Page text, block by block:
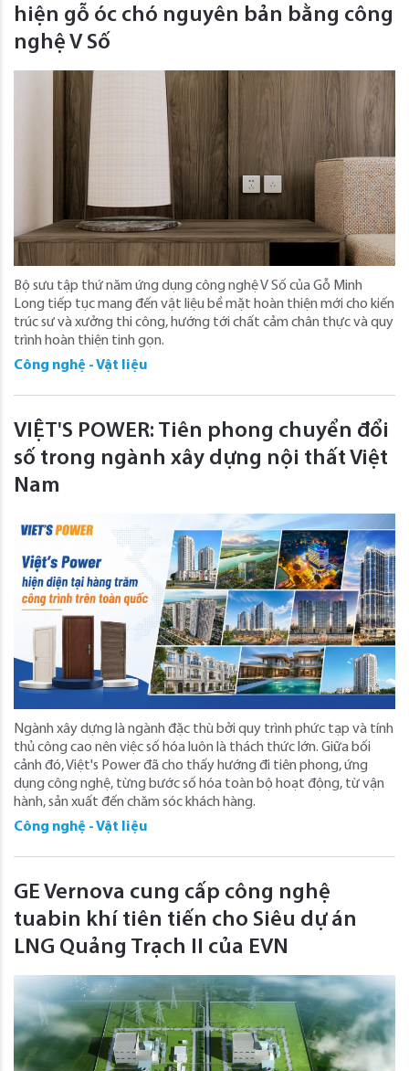
hiện gỗ óc chó nguyên bản bằng công
nghệ V Số
Bộ sưu tập thứ năm ứng dụng công nghệ V Số của Gỗ Minh
Long tiếp tục mang đến vật liệu bề mặt hoàn thiện mới cho kiến
trúc sư và xưởng thi công, hướng tới chất cảm chân thực và quy
trình hoàn thiện tinh gọn.
Công nghệ - Vật liệu
VIỆT'S POWER: Tiên phong chuyển đổi
số trong ngành xây dựng nội thất Việt
Nam
Ngành xây dựng là ngành đặc thù bởi quy trình phức tạp và tính
thủ công cao nên việc số hóa luôn là thách thức lớn. Giữa bối
cảnh đó, Việt's Power đã cho thấy hướng đi tiên phong, ứng
dụng công nghệ, từng bước số hóa toàn bộ hoạt động, từ vận
hành, sản xuất đến chăm sóc khách hàng.
Công nghệ - Vật liệu
GE Vernova cung cấp công nghệ
tuabin khí tiên tiến cho Siêu dự án
LNG Quảng Trạch II của EVN